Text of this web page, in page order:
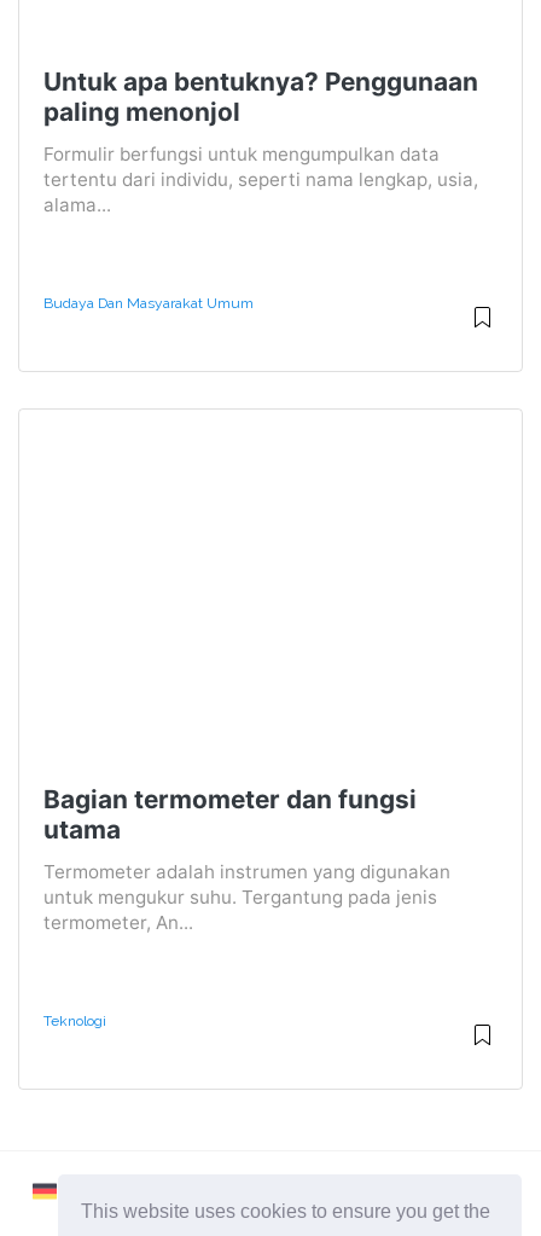
This website uses cookies to ensure you get the
Untuk apa bentuknya? Penggunaan
paling menonjol
Formulir berfungsi untuk mengumpulkan data
tertentu dari individu, seperti nama lengkap, usia,
alama...
Budaya Dan Masyarakat Umum
Bagian termometer dan fungsi
utama
Termometer adalah instrumen yang digunakan
untuk mengukur suhu. Tergantung pada jenis
termometer, An...
Teknologi